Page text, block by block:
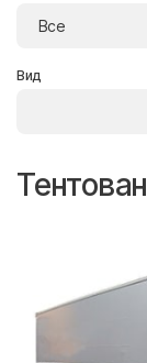
Вид